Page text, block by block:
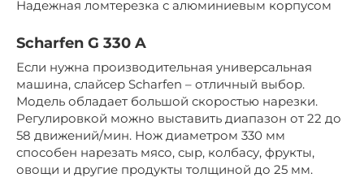
Надежная ломтерезка с алюминиевым корпусом
Scharfen G 330 A
Если нужна производительная универсальная
машина, слайсер Scharfen – отличный выбор.
Модель обладает большой скоростью нарезки.
Регулировкой можно выставить диапазон от 22 до
58 движений/мин. Нож диаметром 330 мм
способен нарезать мясо, сыр, колбасу, фрукты,
овощи и другие продукты толщиной до 25 мм.